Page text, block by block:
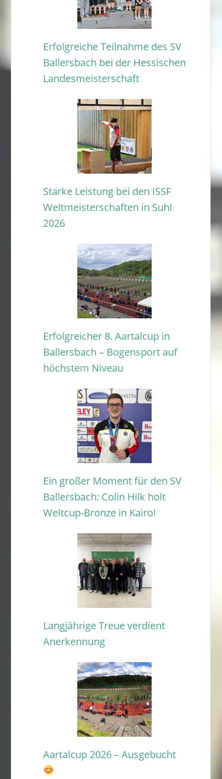
Erfolgreiche Teilnahme des SV
Ballersbach bei der Hessischen
Landesmeisterschaft
Starke Leistung bei den ISSF
Weltmeisterschaften in Suhl
2026
Erfolgreicher 8. Aartalcup in
Ballersbach – Bogensport auf
höchstem Niveau
Ein großer Moment für den SV
Ballersbach: Colin Hilk holt
Weltcup-Bronze in Kairo!
Langjährige Treue verdient
Anerkennung
Aartalcup 2026 – Ausgebucht